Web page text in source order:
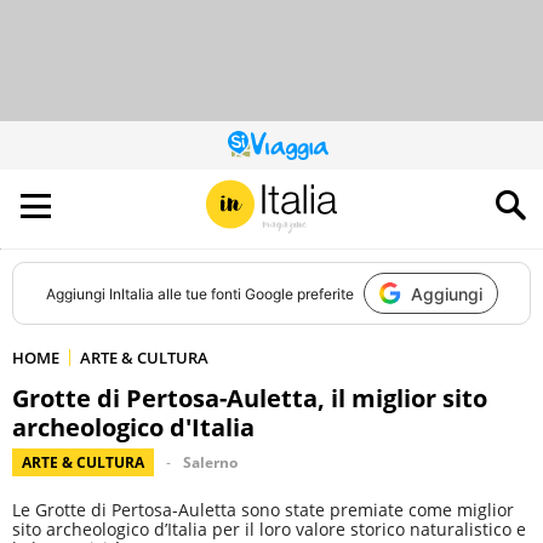
QUESTO
SITO
CONTRIBUISCE
ALL’AUDIENCE
DI
Aggiungi InItalia alle tue fonti Google preferite Aggiungi
HOME ARTE & CULTURA
Grotte di Pertosa-Auletta, il miglior sito
archeologico d'Italia
ARTE & CULTURA Salerno
Le Grotte di Pertosa-Auletta sono state premiate come miglior
sito archeologico d’Italia per il loro valore storico naturalistico e